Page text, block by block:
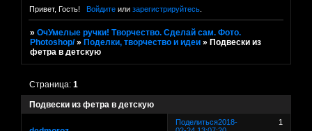
Привет, Гость! Войдитеили зарегистрируйтесь.
»ОчУмелые ручки! Творчество. Сделай сам. Фото.
Photoshop/ » Поделки, творчество и идеи » Подвески из
фетра в детскую
Подвески из фетра в детскую
Страница:1
Поделиться 1
2018-